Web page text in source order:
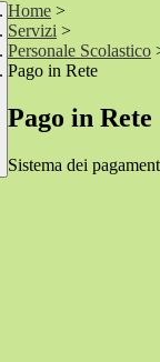
Home >
Servizi >
Personale Scolastico
Pago in Rete
Pago in Rete
Sistema dei